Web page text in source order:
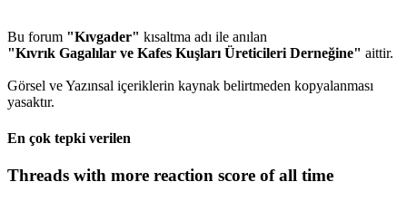
Bu forum "Kıvgader" kısaltma adı ile anılan
"Kıvrık Gagalılar ve Kafes Kuşları Üreticileri Derneğine" aittir.
Görsel ve Yazınsal içeriklerin kaynak belirtmeden kopyalanması
yasaktır.
En çok tepki verilen
Threads with more reaction score of all time